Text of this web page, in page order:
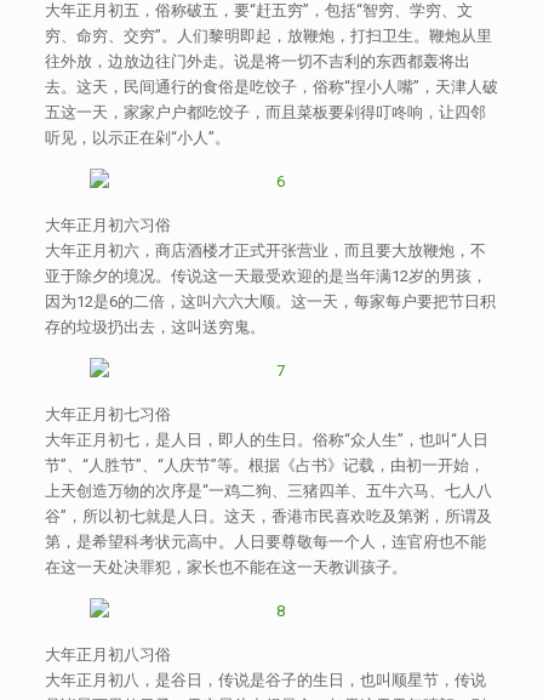
大年正月初五，俗称破五，要“赶五穷”，包括“智穷、学穷、文
穷、命穷、交穷”。人们黎明即起，放鞭炮，打扫卫生。鞭炮从里
往外放，边放边往门外走。说是将一切不吉利的东西都轰将出
去。这天，民间通行的食俗是吃饺子，俗称“捏小人嘴”，天津人破
五这一天，家家户户都吃饺子，而且菜板要剁得叮咚响，让四邻
听见，以示正在剁“小人”。
大年正月初六习俗
大年正月初六，商店酒楼才正式开张营业，而且要大放鞭炮，不
亚于除夕的境况。传说这一天最受欢迎的是当年满12岁的男孩，
因为12是6的二倍，这叫六六大顺。这一天，每家每户要把节日积
存的垃圾扔出去，这叫送穷鬼。
大年正月初七习俗
大年正月初七，是人日，即人的生日。俗称“众人生”，也叫“人日
节”、“人胜节”、“人庆节”等。根据《占书》记载，由初一开始，
上天创造万物的次序是“一鸡二狗、三猪四羊、五牛六马、七人八
谷”，所以初七就是人日。这天，香港市民喜欢吃及第粥，所谓及
第，是希望科考状元高中。人日要尊敬每一个人，连官府也不能
在这一天处决罪犯，家长也不能在这一天教训孩子。
大年正月初八习俗
大年正月初八，是谷日，传说是谷子的生日，也叫顺星节，传说